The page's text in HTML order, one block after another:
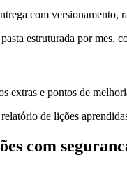
com versionamento,
estruturada por mes,
extras e pontos de
de lições
com